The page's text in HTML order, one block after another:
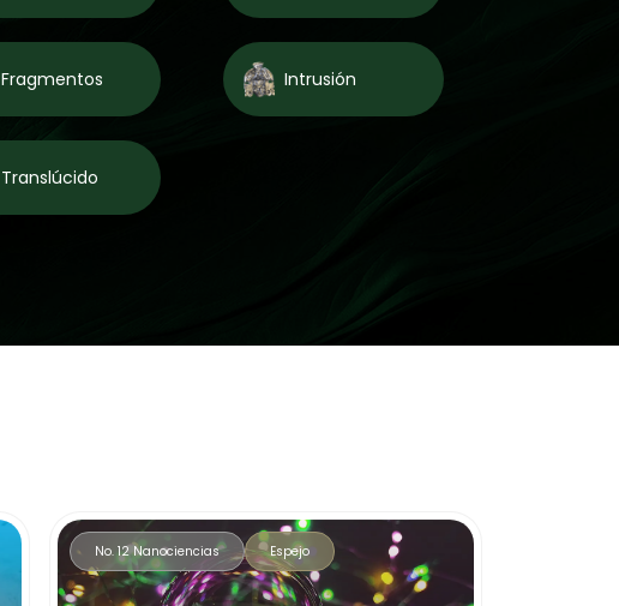
Fragmentos Intrusión
Translúcido
No. 12 Nanociencias Espejo